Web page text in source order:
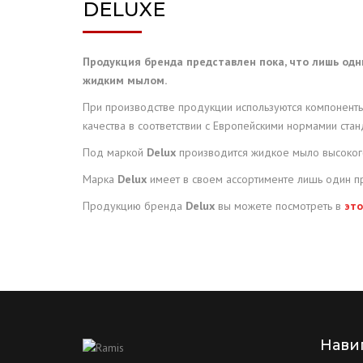
DELUXE
Продукция бренда представлен пока, что лишь
жидким мылом.
При производстве продукции используются
качества в соответствии с Eвропейскими нормамии
Под маркой Delux производится жидкое мыло
Марка Delux имеет в своем ассортименте лишь один
Продукцию бренда Delux вы можете посмотреть в